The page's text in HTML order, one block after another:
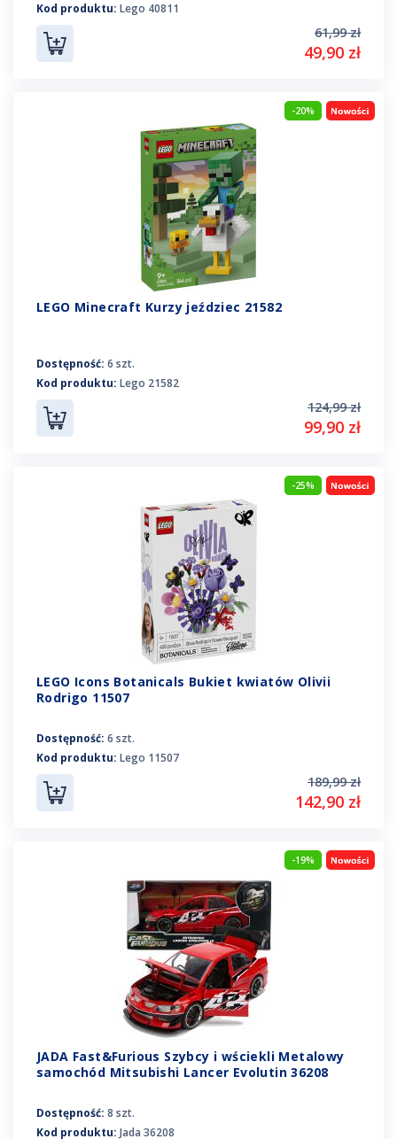
Kod produktu: Lego 40811
61,99 zł
49,90 zł
-20%
LEGO Minecraft Kurzy jeździec 21582
Dostępność: 6 szt.
Kod produktu: Lego 21582
124,99 zł
99,90 zł
-25%
LEGO Icons Botanicals Bukiet kwiatów Olivii
Rodrigo 11507
Dostępność: 6 szt.
Kod produktu: Lego 11507
189,99 zł
142,90 zł
-19%
JADA Fast&Furious Szybcy i wściekli Metalowy
samochód Mitsubishi Lancer Evolutin 36208
Dostępność: 8 szt.
Kod produktu: Jada 36208